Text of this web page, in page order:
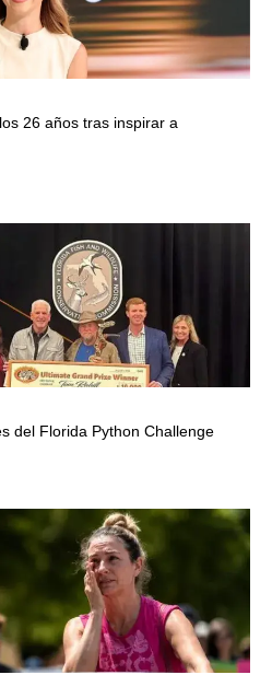
26 años tras inspirar a
del Florida Python Challenge